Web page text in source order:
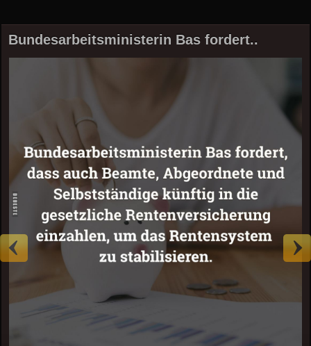
Bundesarbeitsministerin Bas fordert..